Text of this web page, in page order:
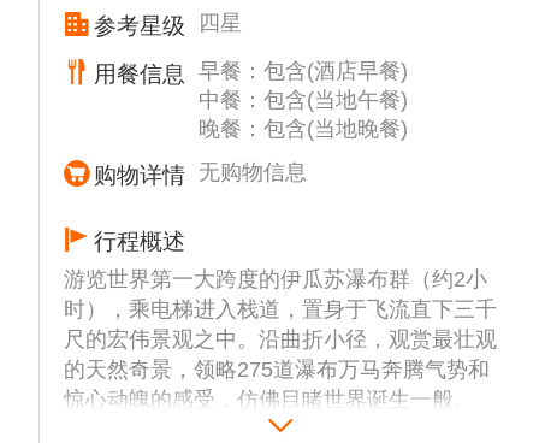
部都是绚丽多彩的涂鸦，透过充满丰富内涵的
涂鸦作品，艺术家们在用自己的方式强烈地表
达着各种诉求，这里的涂鸦是不断更新的，每
隔一段时间都会有新的涂鸦盖过旧的。
参考星级 四星
用餐信息
早餐：包含(酒店早餐)
中餐：包含(当地午餐)
晚餐：包含(当地晚餐)
购物详情 无购物信息
行程概述
游览世界第一大跨度的伊瓜苏瀑布群（约2小
时），乘电梯进入栈道，置身于飞流直下三千
尺的宏伟景观之中。沿曲折小径，观赏最壮观
的天然奇景，领略275道瀑布万马奔腾气势和
惊心动魄的感受，仿佛目睹世界诞生一般。
伊瓜苏鸟园（约1.5小时），号称“百鸟天堂”，